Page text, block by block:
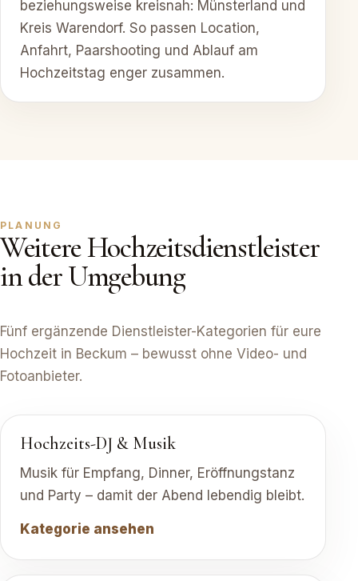
beziehungsweise kreisnah: Münsterland und
Kreis Warendorf. So passen Location,
Anfahrt, Paarshooting und Ablauf am
Hochzeitstag enger zusammen.
PLANUNG
Weitere Hochzeitsdienstleister
in der Umgebung
Fünf ergänzende Dienstleister-Kategorien für eure
Hochzeit in Beckum – bewusst ohne Video- und
Fotoanbieter.
Hochzeits-DJ & Musik
Musik für Empfang, Dinner, Eröffnungstanz
und Party – damit der Abend lebendig bleibt.
Kategorie ansehen